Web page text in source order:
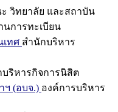
วิทยาลัย และสถาบัน
นการทะเบียน
เทศ สำนักบริหาร
บริหารกิจการนิสิต
ฯ (อบจ.) องค์การบริหาร